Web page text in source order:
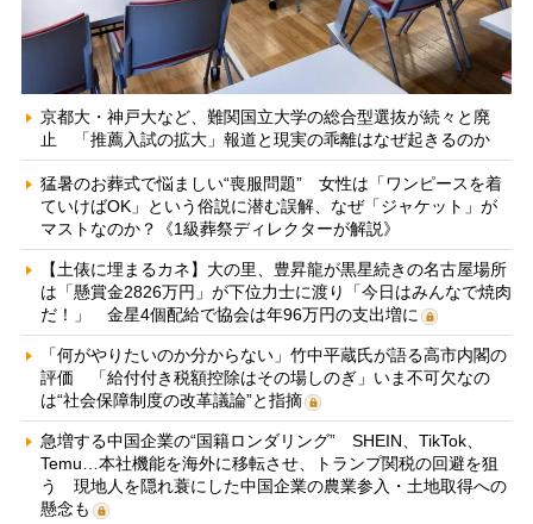
京都大・神戸大など、難関国立大学の総合型選抜が続々と廃
止 「推薦入試の拡大」報道と現実の乖離はなぜ起きるのか
猛暑のお葬式で悩ましい“喪服問題” 女性は「ワンピースを着
ていけばOK」という俗説に潜む誤解、なぜ「ジャケット」が
マストなのか？《1級葬祭ディレクターが解説》
【土俵に埋まるカネ】大の里、豊昇龍が黒星続きの名古屋場所
は「懸賞金2826万円」が下位力士に渡り「今日はみんなで焼肉
だ！」 金星4個配給で協会は年96万円の支出増に
「何がやりたいのか分からない」竹中平蔵氏が語る高市内閣の
評価 「給付付き税額控除はその場しのぎ」いま不可欠なの
は“社会保障制度の改革議論”と指摘
急増する中国企業の“国籍ロンダリング” SHEIN、TikTok、
Temu…本社機能を海外に移転させ、トランプ関税の回避を狙
う 現地人を隠れ蓑にした中国企業の農業参入・土地取得への
懸念も